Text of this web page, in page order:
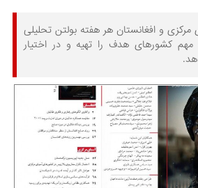
و افغانستان هر هفته بولتن تحلیلی
کشورهای هدف را تهیه و در اختیار